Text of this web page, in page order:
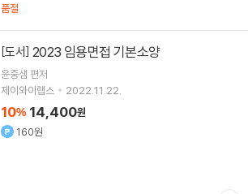
품절
[도서] 2023 임용면접 기본소양
윤중샘 편저
제이와이랩스
2022.11.22.
10% 14,400원
160원